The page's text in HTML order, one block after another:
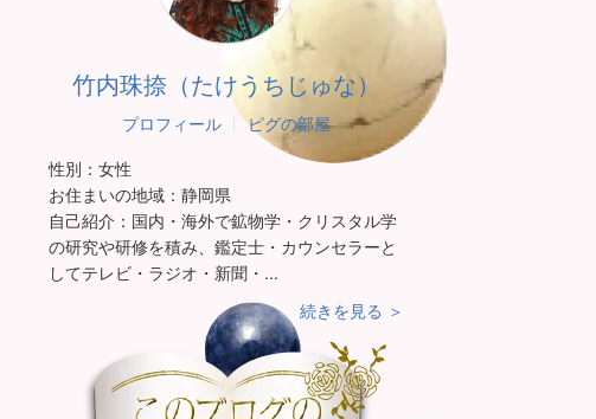
竹内珠捺（たけうちじゅな）
プロフィール ピグの部屋
性別： 女性
お住まいの地域： 静岡県
自己紹介： 国内・海外で鉱物学・クリスタル学
の研究や研修を積み、鑑定士・カウンセラーと
してテレビ・ラジオ・新聞・...
続きを見る ＞